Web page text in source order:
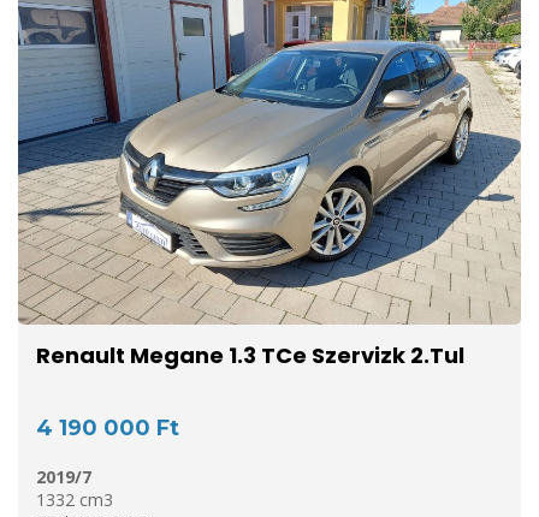
Renault Megane 1.3 TCe Szervizk 2.Tul
4 190 000 Ft
2019/7
1332 cm3